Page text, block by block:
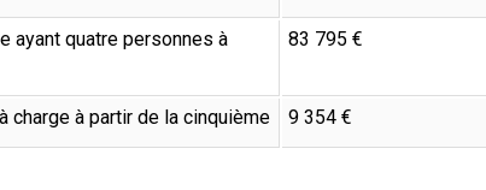
ayant quatre personnes à
83 795 €
charge à partir de la cinquième 9 354 €